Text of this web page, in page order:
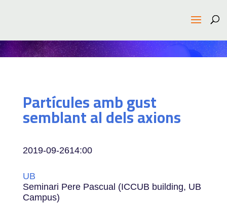
Partícules amb gust
semblant al dels axions
2019-09-2614:00
UB
Seminari Pere Pascual (ICCUB building, UB
Campus)